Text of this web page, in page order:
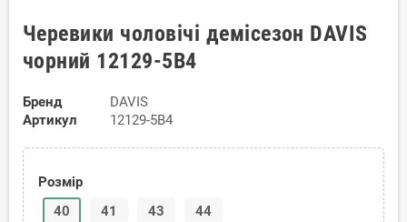
Черевики чоловічі демісезон DAVIS
чорний 12129-5B4
Бренд
DAVIS
Артикул
12129-5B4
Розмір
40
41 43 44